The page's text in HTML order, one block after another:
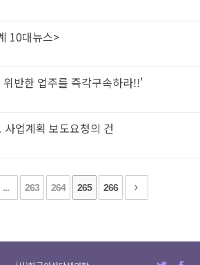
10대뉴스>
반한 업주를 즉각구속하라!!'
업계획 보도요청의 건
... 263 264 265 266